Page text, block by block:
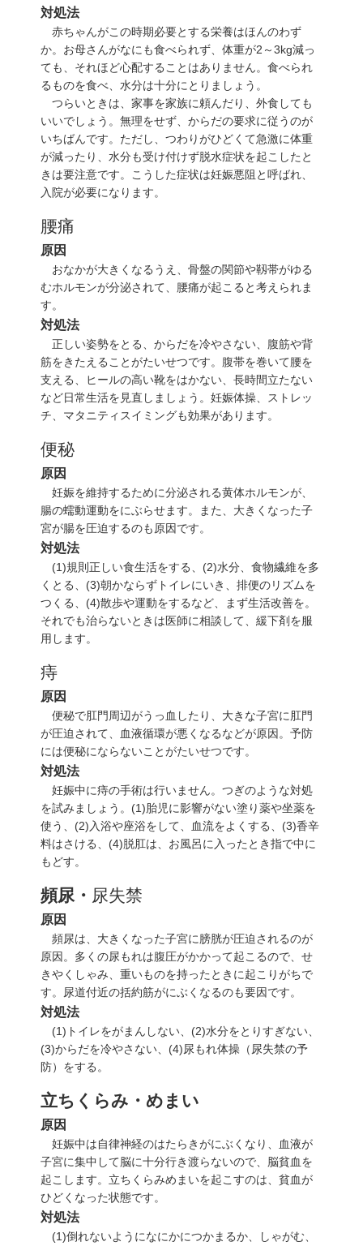
対処法
赤ちゃんがこの時期必要とする栄養はほんのわず
か。お母さんがなにも食べられず、体重が2～3kg減っ
ても、それほど心配することはありません。食べられ
るものを食べ、水分は十分にとりましょう。
つらいときは、家事を家族に頼んだり、外食しても
いいでしょう。無理をせず、からだの要求に従うのが
いちばんです。ただし、つわりがひどくて急激に体重
が減ったり、水分も受け付けず脱水症状を起こしたと
きは要注意です。こうした症状は妊娠悪阻と呼ばれ、
入院が必要になります。
腰痛
原因
おなかが大きくなるうえ、骨盤の関節や靱帯がゆる
むホルモンが分泌されて、腰痛が起こると考えられま
す。
対処法
正しい姿勢をとる、からだを冷やさない、腹筋や背
筋をきたえることがたいせつです。腹帯を巻いて腰を
支える、ヒールの高い靴をはかない、長時間立たない
など日常生活を見直しましょう。妊娠体操、ストレッ
チ、マタニティスイミングも効果があります。
便秘
原因
妊娠を維持するために分泌される黄体ホルモンが、
腸の蠕動運動をにぶらせます。また、大きくなった子
宮が腸を圧迫するのも原因です。
対処法
(1)規則正しい食生活をする、 (2)水分、食物繊維を多
くとる、 (3)朝かならずトイレにいき、排便のリズムを
つくる、 (4)散歩や運動をするなど、まず生活改善を。
それでも治らないときは医師に相談して、緩下剤を服
用します。
痔
原因
便秘で肛門周辺がうっ血したり、大きな子宮に肛門
が圧迫されて、血液循環が悪くなるなどが原因。予防
には便秘にならないことがたいせつです。
対処法
妊娠中に痔の手術は行いません。つぎのような対処
を試みましょう。 (1)胎児に影響がない塗り薬や坐薬を
使う、 (2) 入浴や座浴をして、血流をよくする、 (3)香辛
料はさける、 (4)脱肛は、お風呂に入ったとき指で中に
もどす。
頻尿・ 尿失禁
原因
頻尿は、大きくなった子宮に膀胱が圧迫されるのが
原因。多くの尿もれは腹圧がかかって起こるので、せ
きやくしゃみ、重いものを持ったときに起こりがちで
す。尿道付近の括約筋がにぶくなるのも要因です。
対処法
(1) トイレをがまんしない、 (2)水分をとりすぎない、
(3)からだを冷やさない、 (4)尿もれ体操（ 尿失禁の予
防）をする。
立ちくらみ・めまい
原因
妊娠中は自律神経のはたらきがにぶくなり、血液が
子宮に集中して脳に十分行き渡らないので、脳貧血を
起こします。立ちくらみめまいを起こすのは、貧血が
ひどくなった状態です。
対処法
(1)倒れないようになにかにつかまるか、しゃがむ、